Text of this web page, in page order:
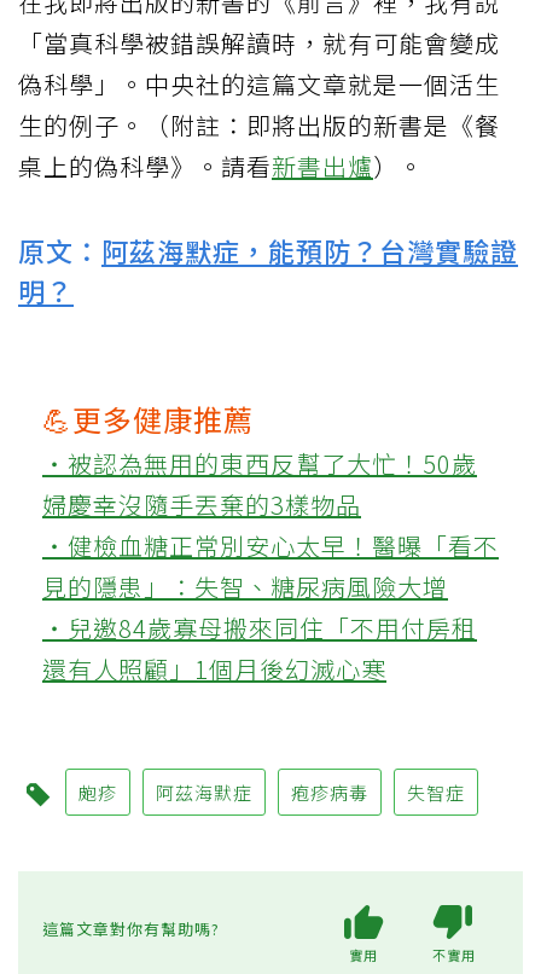
「當真科學被錯誤解讀時，就有可能會變成
偽科學」。中央社的這篇文章就是一個活生
生的例子。（附註：即將出版的新書是《餐
桌上的偽科學》。請看新書出爐）。
原文： 阿茲海默症，能預防？台灣實驗證
明？
💪更多健康推薦
‧被認為無用的東西反幫了大忙！50歲
婦慶幸沒隨手丟棄的3樣物品
‧健檢血糖正常別安心太早！醫曝「看不
見的隱患」：失智、糖尿病風險大增
‧兒邀84歲寡母搬來同住「不用付房租
還有人照顧」1個月後幻滅心寒
皰疹 阿茲海默症 疱疹病毒 失智症
這篇文章對你有幫助嗎?
實用 不實用